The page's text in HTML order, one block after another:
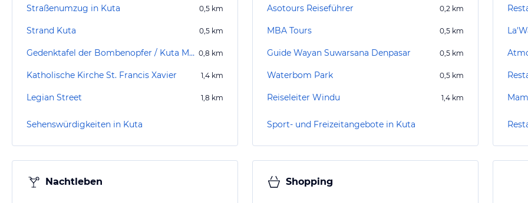
Straßenumzug in Kuta 0,5 km
Strand Kuta 0,5 km
Gedenktafel der Bombenopfer / Kuta Memorial 2002 0,8 km
Katholische Kirche St. Francis Xavier 1,4 km
Legian Street 1,8 km
Sehenswürdigkeiten in Kuta
Asotours Reiseführer 0,2 km
MBA Tours 0,5 km
Guide Wayan Suwarsana Denpasar 0,5 km
Waterbom Park 0,5 km
Reiseleiter Windu 1,4 km
Sport- und Freizeitangebote in Kuta
Nachtleben Shopping